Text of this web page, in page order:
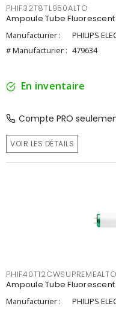
PHIF32T8TL950ALTO
Ampoule Tube Fluorescent
Manufacturier :
PHILIPS
# Manufacturier : 479634
En inventaire
Compte PRO
VOIR LES DÉTAILS
PHIF40T12CWSUPREMEALTO
Ampoule Tube Fluorescent
Manufacturier :
PHILIPS